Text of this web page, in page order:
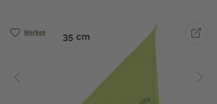
Merken
Bildergalerie überspringen